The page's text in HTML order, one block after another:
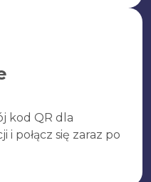
kod QR dla
połącz się zaraz po